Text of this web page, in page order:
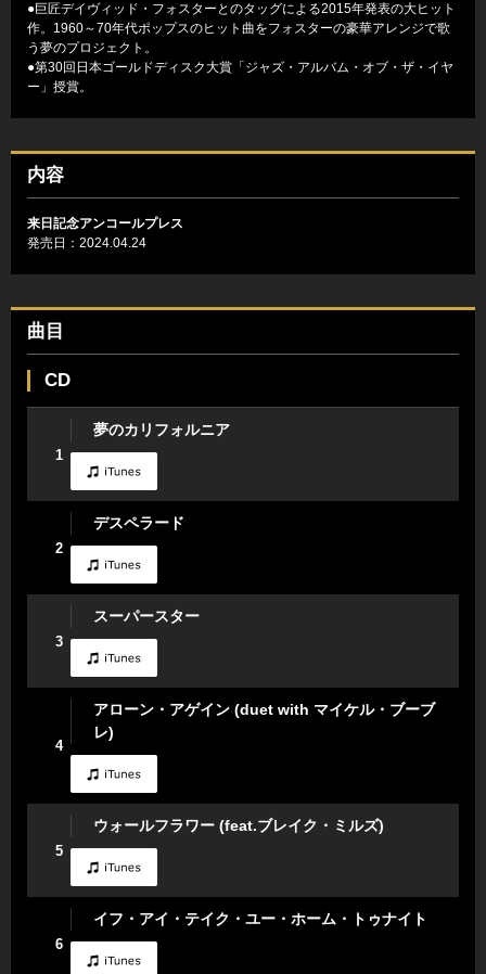
●巨匠デイヴィッド・フォスターとのタッグによる2015年発表の大ヒット
作。1960～70年代ポップスのヒット曲をフォスターの豪華アレンジで歌
う夢のプロジェクト。
●第30回日本ゴールドディスク大賞「ジャズ・アルバム・オブ・ザ・イヤ
ー」授賞。
内容
来日記念アンコールプレス
発売日：2024.04.24
曲目
CD
1
夢のカリフォルニア
2
デスペラード
3
スーパースター
4
アローン・アゲイン (duet with マイケル・ブーブ
レ)
5
ウォールフラワー (feat.ブレイク・ミルズ)
6
イフ・アイ・テイク・ユー・ホーム・トゥナイト